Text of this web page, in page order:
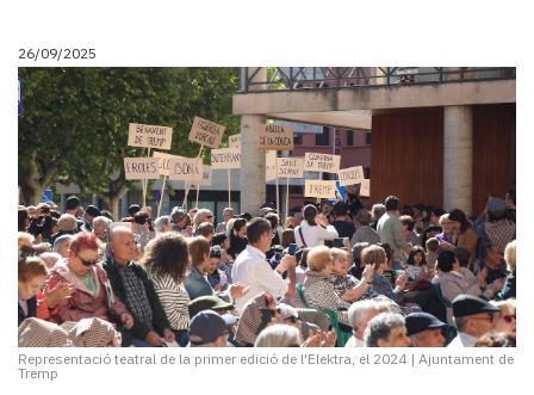
26/09/2025
Representació teatral de la primer edició de l'Elektra, el 2024 | Ajuntament de
Tremp